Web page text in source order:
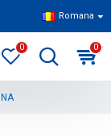
Romana
0 0